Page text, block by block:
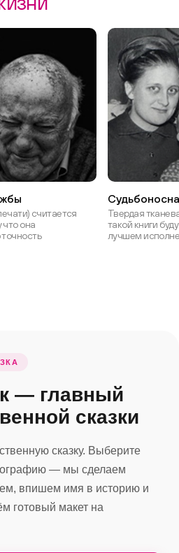
считается
она
Твердая
такой книги
лучшем
— главный
сказки
сказку. Выберите
— мы сделаем
впишем имя в историю и
готовый макет на